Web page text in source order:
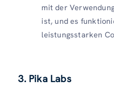
mit der
ist, und es
leistungsstarken
3. Pika Labs